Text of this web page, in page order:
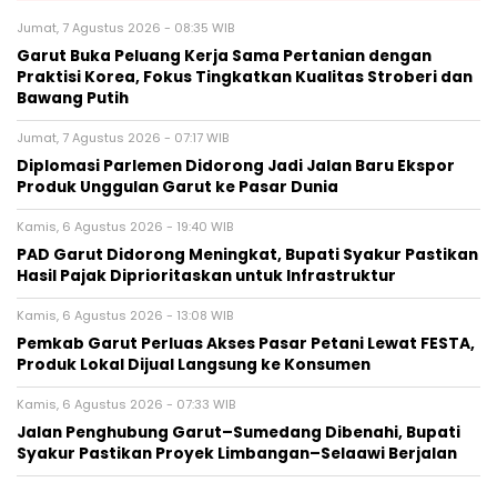
Jumat, 7 Agustus 2026 - 08:35 WIB
Garut Buka Peluang Kerja Sama Pertanian dengan
Praktisi Korea, Fokus Tingkatkan Kualitas Stroberi dan
Bawang Putih
Jumat, 7 Agustus 2026 - 07:17 WIB
Diplomasi Parlemen Didorong Jadi Jalan Baru Ekspor
Produk Unggulan Garut ke Pasar Dunia
Kamis, 6 Agustus 2026 - 19:40 WIB
PAD Garut Didorong Meningkat, Bupati Syakur Pastikan
Hasil Pajak Diprioritaskan untuk Infrastruktur
Kamis, 6 Agustus 2026 - 13:08 WIB
Pemkab Garut Perluas Akses Pasar Petani Lewat FESTA,
Produk Lokal Dijual Langsung ke Konsumen
Kamis, 6 Agustus 2026 - 07:33 WIB
Jalan Penghubung Garut–Sumedang Dibenahi, Bupati
Syakur Pastikan Proyek Limbangan–Selaawi Berjalan